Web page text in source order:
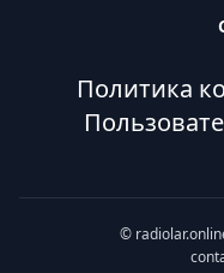
Политика
©